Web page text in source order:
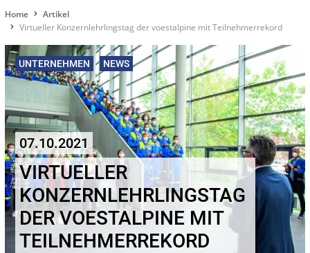
Home
Artikel
Virtueller Konzernlehrlingstag der voestalpine mit Teilnehmerrekord
UNTERNEHMEN NEWS
07.10.2021
VIRTUELLER
KONZERNLEHRLINGSTAG
DER VOESTALPINE MIT
TEILNEHMERREKORD